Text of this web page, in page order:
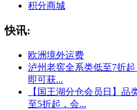
积分商城
快讯:
欧洲境外运费
泸州老窖全系类低至7折
即可获...
【国王湖分仓会员日】
至5折起，会...